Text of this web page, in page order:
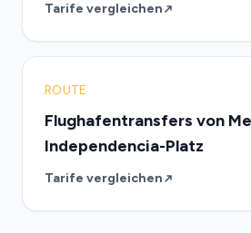
Tarife vergleichen
ROUTE
Flughafentransfers von
Independencia-Platz
Tarife vergleichen